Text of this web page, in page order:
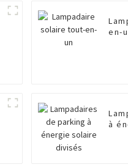
en-
à